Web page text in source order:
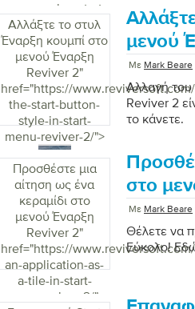
screen-using-start-
menu-reviver-2/">
Αλλάξτε το στυλ
Έναρξη κουμπί στο
μενού Έναρξη
Reviver 2"
href="https://
the-start-button-
style-in-start-
menu-reviver-2/">
μενού
Με Mark Beare
Αλλαγή του
Reviver 2
το κάνετε.
Προσθέστε μια
αίτηση ως ένα
κεραμίδι στο
μενού Έναρξη
Reviver 2"
href="https://
an-application-as-
a-tile-in-start-
menu-reviver-2/">
στο
Με Mark Beare
Θέλετε να
Εύκολο!